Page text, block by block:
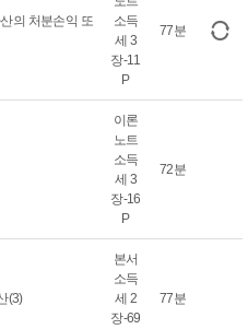
의 처분손익 또
소득
세 3
장-11
P
77분
이론
노트
소득
세 3
장-16
P
72분
(3)
본서
소득
세 2
장-69
77분